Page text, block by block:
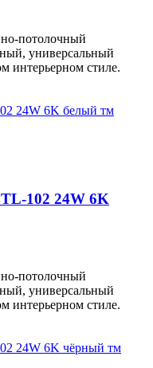
потолочный
универсальный
интерьерном стиле.
102 24W 6K
потолочный
универсальный
интерьерном стиле.